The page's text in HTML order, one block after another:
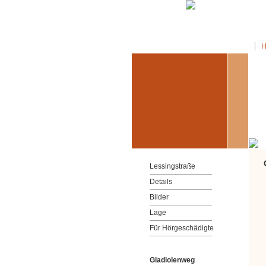
Lessingstraße
Details
Bilder
Lage
Für Hörgeschädigte
Gladiolenweg